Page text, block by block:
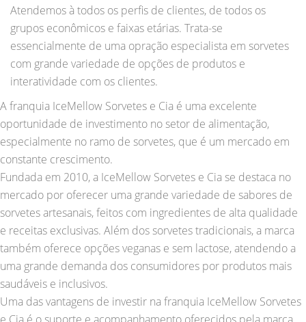
Atendemos à todos os perfis de clientes, de todos os
grupos econômicos e faixas etárias. Trata-se
essencialmente de uma opração especialista em sorvetes
com grande variedade de opções de produtos e
interatividade com os clientes.
A franquia IceMellow Sorvetes e Cia é uma excelente
oportunidade de investimento no setor de alimentação,
especialmente no ramo de sorvetes, que é um mercado em
constante crescimento.
Fundada em 2010, a IceMellow Sorvetes e Cia se destaca no
mercado por oferecer uma grande variedade de sabores de
sorvetes artesanais, feitos com ingredientes de alta qualidade
e receitas exclusivas. Além dos sorvetes tradicionais, a marca
também oferece opções veganas e sem lactose, atendendo a
uma grande demanda dos consumidores por produtos mais
saudáveis e inclusivos.
Uma das vantagens de investir na franquia IceMellow Sorvetes